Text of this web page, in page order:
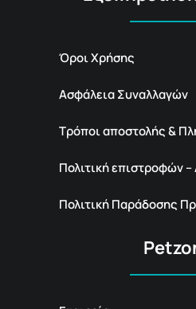
Όροι Χρήσης
Ασφάλεια Συναλλαγών
Τρόποι αποστολής &
Πολιτική επιστροφών
Πολιτική Παράδοσης